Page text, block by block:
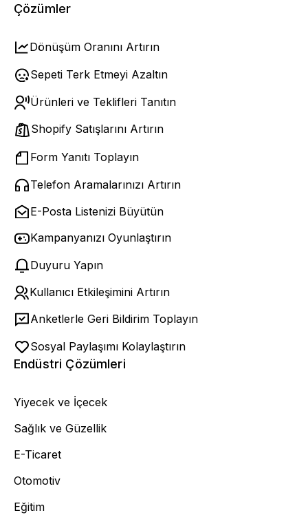
Çözümler
Dönüşüm Oranını Artırın
Sepeti Terk Etmeyi Azaltın
Ürünleri ve Teklifleri Tanıtın
Shopify Satışlarını Artırın
Form Yanıtı Toplayın
Telefon Aramalarınızı Artırın
E-Posta Listenizi Büyütün
Kampanyanızı Oyunlaştırın
Duyuru Yapın
Kullanıcı Etkileşimini Artırın
Anketlerle Geri Bildirim Toplayın
Sosyal Paylaşımı Kolaylaştırın
Endüstri Çözümleri
Yiyecek ve İçecek
Sağlık ve Güzellik
E-Ticaret
Otomotiv
Eğitim